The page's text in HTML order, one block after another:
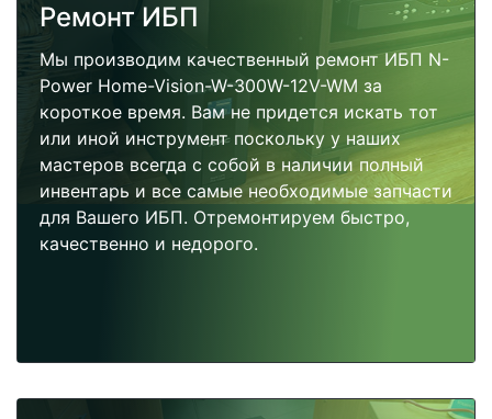
Ремонт ИБП
Мы производим качественный ремонт ИБП N-
Power Home-Vision-W-300W-12V-WM за
короткое время. Вам не придется искать тот
или иной инструмент поскольку у наших
мастеров всегда с собой в наличии полный
инвентарь и все самые необходимые запчасти
для Вашего ИБП. Отремонтируем быстро,
качественно и недорого.